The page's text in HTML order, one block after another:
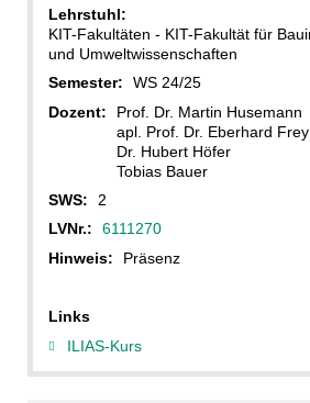
Lehrstuhl:
KIT-Fakultäten - KIT-Fakultät für
und Umweltwissenschaften
Semester:
WS 24/25
Dozent:
Prof. Dr. Martin Husemann
apl. Prof. Dr. Eberhard Frey
Dr. Hubert Höfer
Tobias Bauer
SWS:
2
LVNr.:
6111270
Hinweis:
Präsenz
Links
ILIAS-Kurs